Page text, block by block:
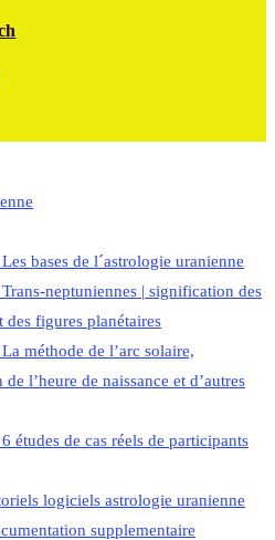
bases de l´astrologie uranienne
neptuniennes | signification des
des figures planétaires
méthode de l’arc solaire,
l’heure de naissance et d’autres
études de cas réels de participants
logiciels astrologie uranienne
supplementaire